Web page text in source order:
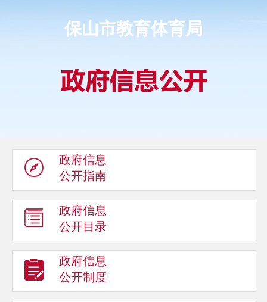
保山市教育体育局
政府信息
公开指南
政府信息
公开目录
政府信息
公开制度